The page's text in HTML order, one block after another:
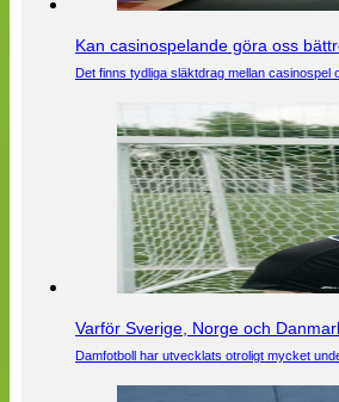
Kan casinospelande göra oss
Det finns tydliga släktdrag mellan
Varför Sverige, Norge och
Damfotboll har utvecklats otroligt mycket